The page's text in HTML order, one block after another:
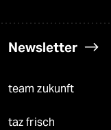
Newsletter
team zukunft
taz frisch